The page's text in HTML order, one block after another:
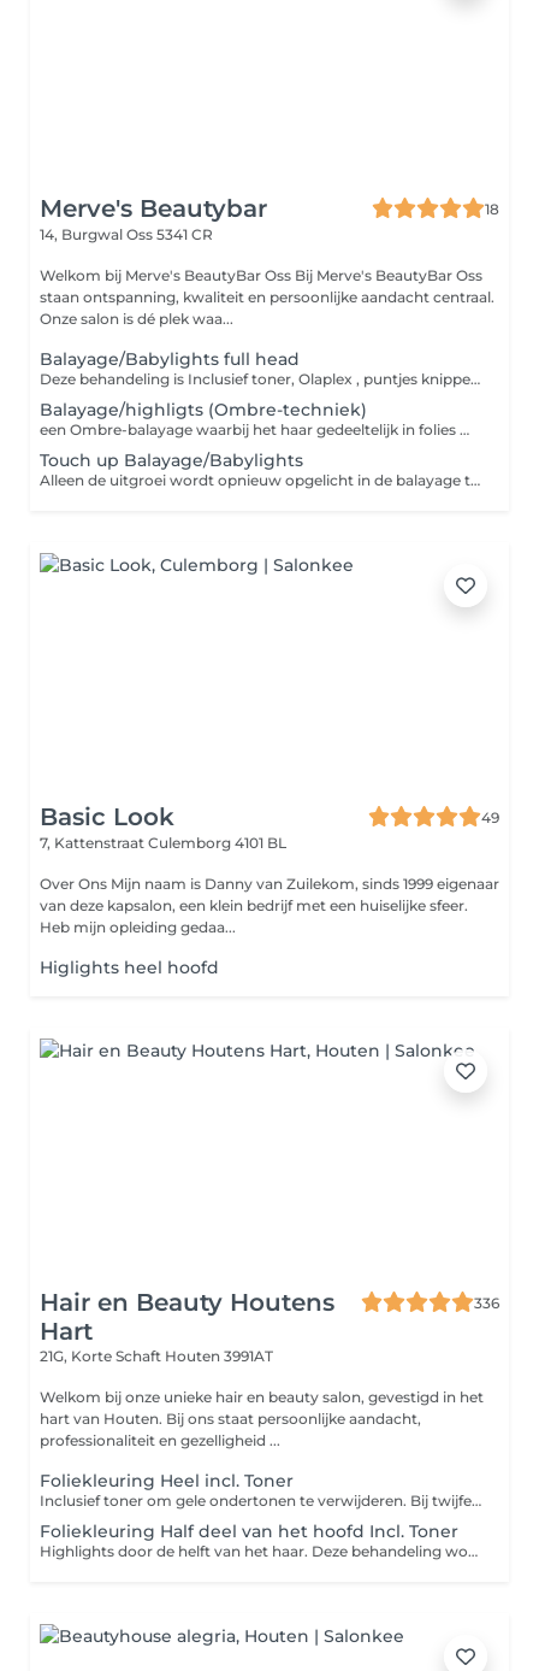
Merve's Beautybar
18
14, Burgwal Oss 5341 CR
Welkom bij Merve's BeautyBar Oss Bij Merve's BeautyBar Oss
staan ontspanning, kwaliteit en persoonlijke aandacht centraal.
Onze salon is dé plek waa...
Balayage/Babylights full head
Deze behandeling is Inclusief toner, Olaplex , puntjes knippen & föhnen/krullen naar wens. LET OP: bij het boeken graag een foto van je huidige haar en je gewenste resultaat sturen (0611062503) . We bespreken eerst of de wens haalbaar is. Er geldt een aanbetaling van 50% pas na betaling wordt de afspraak definitief bevestigd.
Balayage/highligts (Ombre-techniek)
een Ombre-balayage waarbij het haar gedeeltelijk in folies wordt gezet. niet het hele haar wordt meegepakt, maar selectief voor een zachte, luxe overloop van donker naar licht. Stuur vooraf een whatsapp (0611062503) met een foto van je huidige haar en je gewenste resultaat om te beoordelen of het haalbaar is. Een aanbetaling van 50% is vereist voor bevestiging van de afspraak.
Touch up Balayage/Babylights
Alleen de uitgroei wordt opnieuw opgelicht in de balayage teckniek. incl. Toner, Olaplex, Puntjes knippen & model fohnen. deze prijs geldt uitsluitend voor klanten die hun balayage eerder bij mij hebben laten zetten.
Basic Look
49
7, Kattenstraat Culemborg 4101 BL
Over Ons Mijn naam is Danny van Zuilekom, sinds 1999 eigenaar
van deze kapsalon, een klein bedrijf met een huiselijke sfeer.
Heb mijn opleiding gedaa...
Higlights heel hoofd
Hair en Beauty Houtens
Hart
336
21G, Korte Schaft Houten 3991AT
Welkom bij onze unieke hair en beauty salon, gevestigd in het
hart van Houten. Bij ons staat persoonlijke aandacht,
professionaliteit en gezelligheid ...
Foliekleuring Heel incl. Toner
Inclusief toner om gele ondertonen te verwijderen. Bij twijfel overleg en neem contact met ons op.
Foliekleuring Half deel van het hoofd Incl. Toner
Highlights door de helft van het haar. Deze behandeling word met folies uitgevoerd hierdoor krijg je een mooie schakering in je haar en loop die langer de tijd mooi uit met je haar. Inclusief toner/spoeling om de gele ondertonen te verwijderen. Bij twijfel welke kleurbehandeling te kiezen bel ons even voor overleg.